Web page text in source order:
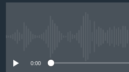
ຊຸມຊົນຊາວລາວ
0:00